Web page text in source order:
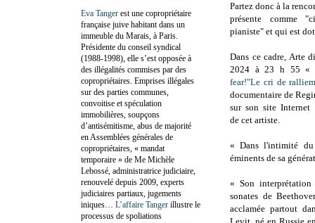
Partez donc à la
présente comme
pianiste" et qui est
Dans ce cadre, Arte
2024 à 23 h 55 «
fear!"Le cri de
documentaire de
sur son site Internet
de cet artiste.
« Dans l'intimité du
éminents de sa
« Son
sonates de
acclamée partout
Eva Tanger est une copropriétaire
française juive habitant dans un
immeuble du Marais, à Paris.
Présidente du conseil syndical
(1988-1998), elle s’est opposée à
des illégalités commises par des
copropriétaires. Emprises illégales
sur des parties communes,
convoitise et spéculation
immobilières, soupçons
d’antisémitisme, abus de majorité
en Assemblées générales de
copropriétaires, « mandat
temporaire » de Me Michèle
Lebossé, administratrice judiciaire,
renouvelé depuis 2009, experts
judiciaires partiaux, jugements
iniques… L’affaire Tanger illustre le
processus de spoliations